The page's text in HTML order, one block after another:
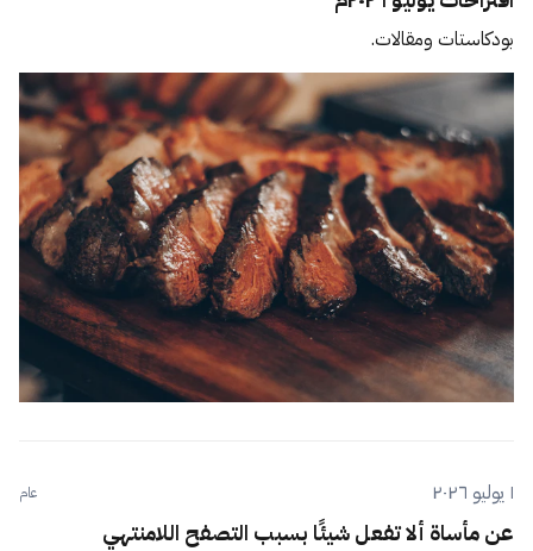
بودكاستات ومقالات.
١ يوليو ٢٠٢٦ عام
عن مأساة ألا تفعل شيئًا بسبب التصفح اللامنتهي